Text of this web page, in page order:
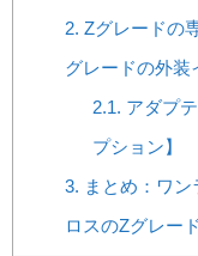
2. Zグレードの
グレードの外装
2.1. アダプ
プション】
3. まとめ：ワ
ロスのZグレー